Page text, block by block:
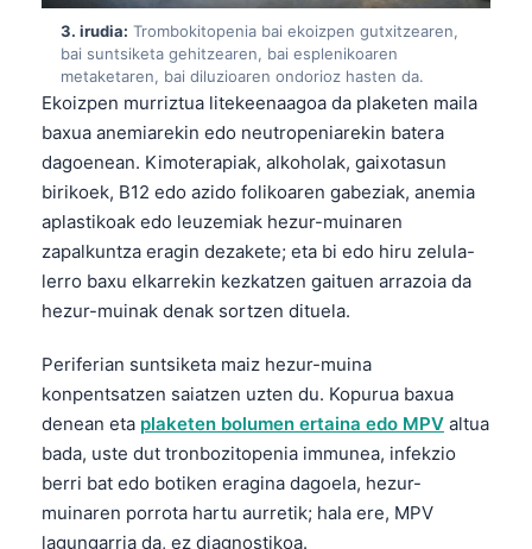
3. irudia: Trombokitopenia bai ekoizpen gutxitzearen,
bai suntsiketa gehitzearen, bai esplenikoaren
metaketaren, bai diluzioaren ondorioz hasten da.
Ekoizpen murriztua litekeenaagoa da plaketen maila
baxua anemiarekin edo neutropeniarekin batera
dagoenean. Kimoterapiak, alkoholak, gaixotasun
birikoek, B12 edo azido folikoaren gabeziak, anemia
aplastikoak edo leuzemiak hezur-muinaren
zapalkuntza eragin dezakete; eta bi edo hiru zelula-
lerro baxu elkarrekin kezkatzen gaituen arrazoia da
hezur-muinak denak sortzen dituela.
Periferian suntsiketa maiz hezur-muina
konpentsatzen saiatzen uzten du. Kopurua baxua
denean eta plaketen bolumen ertaina edo MPV altua
bada, uste dut tronbozitopenia immunea, infekzio
berri bat edo botiken eragina dagoela, hezur-
muinaren porrota hartu aurretik; hala ere, MPV
lagungarria da, ez diagnostikoa.